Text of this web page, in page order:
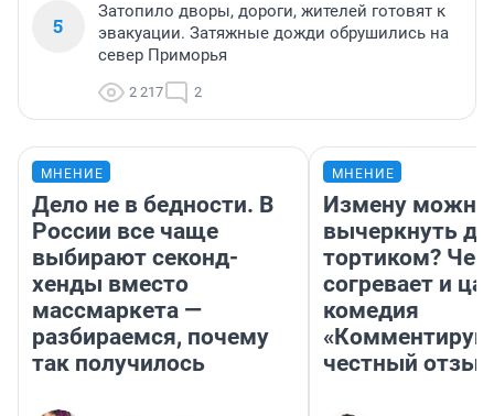
5
Затопило дворы, дороги, жителей готовят к
эвакуации. Затяжные дожди обрушились на
север Приморья
2 217 2
МНЕНИЕ
Дело не в бедности. В
России все чаще
выбирают секонд-
хенды вместо
массмаркета —
разбираемся, почему
так получилось
МНЕНИЕ
Измену можно
вычеркнуть
тортиком? Чем
согревает и
комедия
«Комментируй
честный отзыв